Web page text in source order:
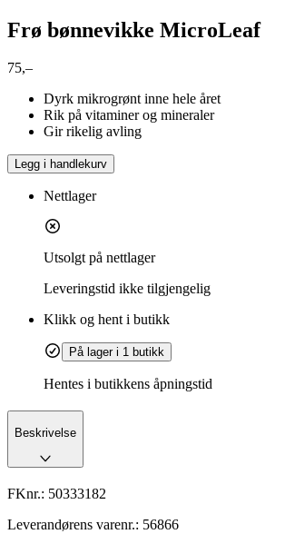
Frø bønnevikke MicroLeaf
75,–
Dyrk mikrogrønt inne hele året
Rik på vitaminer og mineraler
Gir rikelig avling
Legg i handlekurv
Nettlager
Utsolgt på nettlager
Leveringstid ikke tilgjengelig
Klikk og hent i butikk
På lager i 1 butikk
Hentes i butikkens åpningstid
Beskrivelse
FKnr.: 50333182
Leverandørens varenr.: 56866